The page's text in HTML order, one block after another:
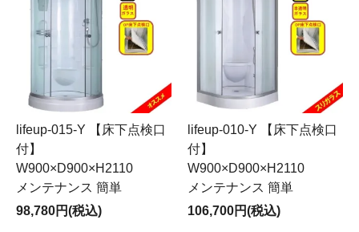
lifeup-015-Y 【床下点検口
付】
W900×D900×H2110
メンテナンス 簡単
98,780円(税込)
lifeup-010-Y 【床下点検口
付】
W900×D900×H2110
メンテナンス 簡単
106,700円(税込)